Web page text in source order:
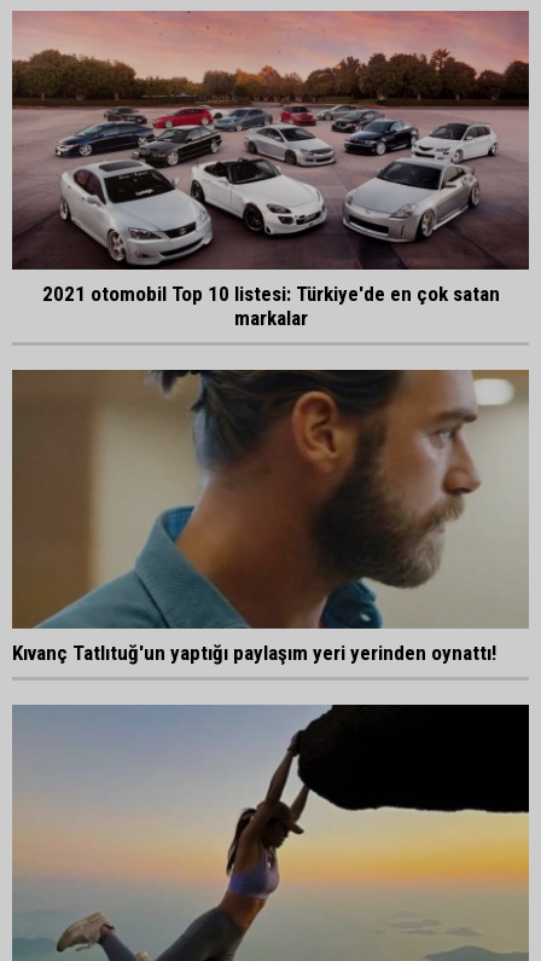
2021 otomobil Top 10 listesi: Türkiye'de en çok satan
markalar
Kıvanç Tatlıtuğ'un yaptığı paylaşım yeri yerinden oynattı!